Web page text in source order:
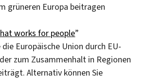
grüneren Europa beitragen
works for people”
Europäische Union durch EU-
zum Zusammenhalt in Regionen
Alternativ können Sie